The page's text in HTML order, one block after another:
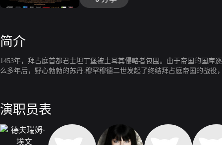
简介
1453年，拜占庭首都君士坦丁堡被土耳其侵略者包围。由于帝国的国
么多年后，野心勃勃的苏丹.穆罕穆德二世发起了终结拜占庭帝国的战役
演职员表